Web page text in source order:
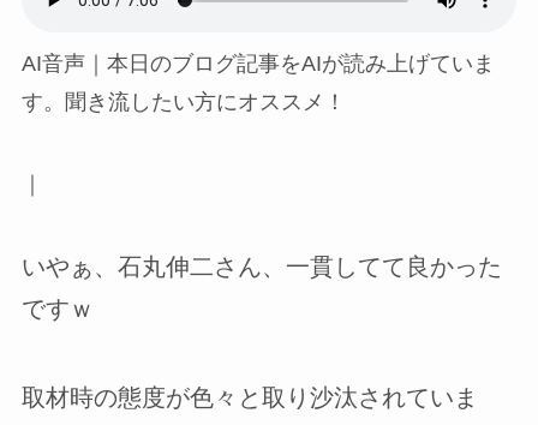
AI音声｜本日のブログ記事をAIが読み上げていま
す。聞き流したい方にオススメ！
いやぁ、石丸伸二さん、一貫してて良かった
ですｗ
取材時の態度が色々と取り沙汰されていま